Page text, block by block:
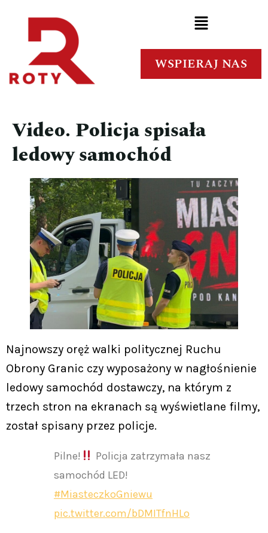
WSPIERAJ NAS
Video. Policja spisała
ledowy samochód
Najnowszy oręż walki politycznej Ruchu
Obrony Granic czy wyposażony w nagłośnienie
ledowy samochód dostawczy, na którym z
trzech stron na ekranach są wyświetlane filmy,
został spisany przez policje.
Pilne!
Policja zatrzymała nasz
samochód LED!
#MiasteczkoGniewu
pic.twitter.com/bDMITfnHLo